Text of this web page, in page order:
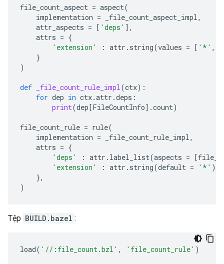
file_count_aspect = aspect(
implementation = _file_count_aspect_impl,
attr_aspects = [ 'deps' ],
attrs = {
'extension'
: attr . string(values = [ '*' ,
}
)
def _file_count_rule_impl(ctx):
for dep in ctx.attr .deps :
print(dep [FileCountInfo] .count)
file_count_rule = rule(
implementation = _file_count_rule_impl,
attrs = {
'deps'
: attr . label_list(aspects = [
'extension'
: attr . string(default = '*' ),
},
)
Tệp BUILD.bazel :
load( '//:file_count.bzl' , 'file_count_rule' )